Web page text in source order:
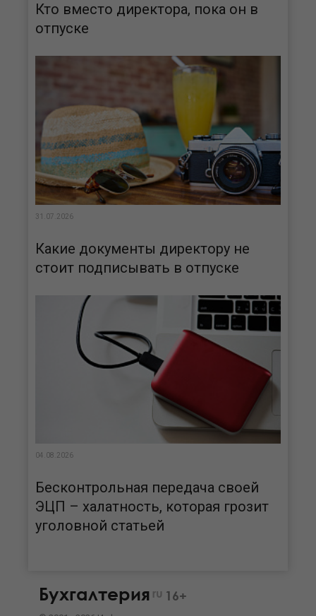
Кто вместо директора, пока он в
отпуске
31.07.2026
Какие документы директору не
стоит подписывать в отпуске
04.08.2026
Бесконтрольная передача своей
ЭЦП – халатность, которая грозит
уголовной статьей
Бухгалтерия ru 16+